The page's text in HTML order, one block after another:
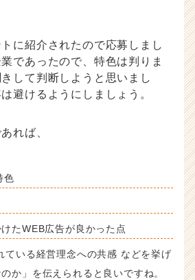
トに紹介されたので応募しまし
であったので、特色は判りま
して判断しようと思いまし
避けるようにしましょう。
れば、
色
たWEB広告が良かった点
ている経営理念への共感 などを挙げ
か」を伝えられると良いですね。